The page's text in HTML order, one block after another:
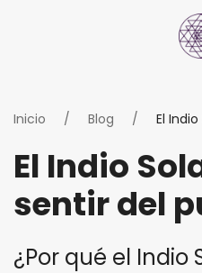
Inicio Blog El
El Indio
sentir del
¿Por qué el Indio